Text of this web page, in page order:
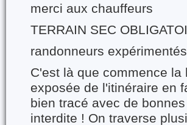
merci aux chauffeurs
TERRAIN SEC
randonneurs expérimentés
C'est là que commence
exposée de l'itinéraire en
bien tracé avec de
interdite ! On traverse